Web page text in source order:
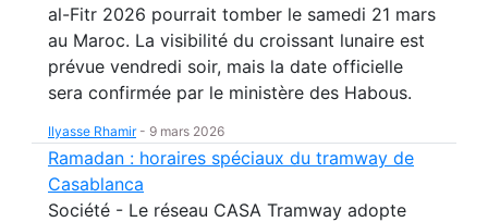
al-Fitr 2026 pourrait tomber le samedi 21 mars
au Maroc. La visibilité du croissant lunaire est
prévue vendredi soir, mais la date officielle
sera confirmée par le ministère des Habous.
Ilyasse Rhamir- 9 mars 2026
Ramadan : horaires spéciaux du tramway de
Casablanca
Société - Le réseau CASA Tramway adopte